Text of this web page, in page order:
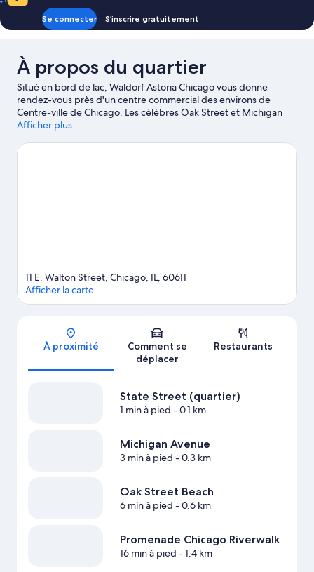
Se connecter S’inscrire gratuitement
À propos du quartier
Situé en bord de lac, Waldorf Astoria Chicago vous donne
rendez-vous près d'un centre commercial des environs de
Centre-ville de Chicago. Les célèbres Oak Street et Michigan
Avenue valent le détour si une mission shopping est à l'ordre du
des lieux ? Partez à la découverte des tout aussi sympathiques
Afficher plus
Carte
11 E. Walton Street, Chicago, IL, 60611
Afficher la carte
À proximité
Comment se
déplacer
Restaurants
State Street (quartier)
1 min à pied - 0.1 km
Michigan Avenue
3 min à pied - 0.3 km
Oak Street Beach
6 min à pied - 0.6 km
Promenade Chicago Riverwalk
16 min à pied - 1.4 km